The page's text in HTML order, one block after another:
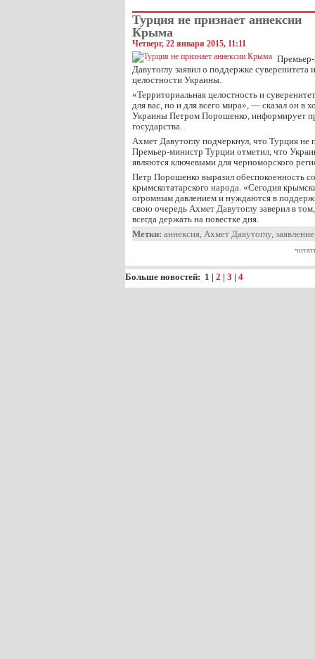
Турция не признает аннексии
Крыма
Четверг, 22 января 2015, 11:11
Давутоглу заявил о поддержке суверенитета
целостности Украины.
«Территориальная целостность и
для вас, но и для всего мира», — сказал он в
Украины Петром Порошенко, информирует
государства.
Ахмет Давутоглу подчеркнул, что Турция не
Премьер-министр Турции отметил, что
являются ключевыми для черноморского
Петр Порошенко выразил обеспокоенность
крымскотатарского народа. «Сегодня
огромным давлением и нуждаются в
свою очередь Ахмет Давутоглу заверил в
всегда держать на повестке дня.
Метки: аннексия, Ахмет Давутоглу, заявление
Больше новостей: 1 | 2 | 3 | 4